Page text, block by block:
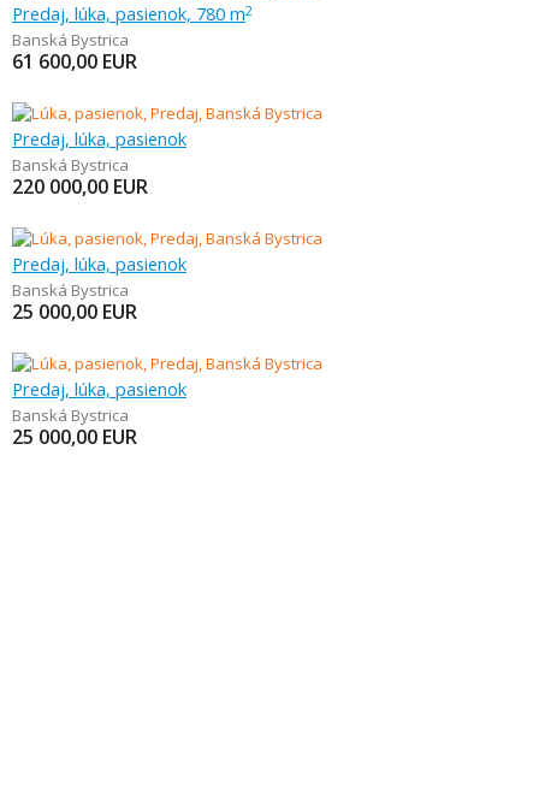
Predaj, lúka, pasienok, 780 m2
Banská Bystrica
61 600,00 EUR
Predaj, lúka, pasienok
Banská Bystrica
220 000,00 EUR
Predaj, lúka, pasienok
Banská Bystrica
25 000,00 EUR
Predaj, lúka, pasienok
Banská Bystrica
25 000,00 EUR